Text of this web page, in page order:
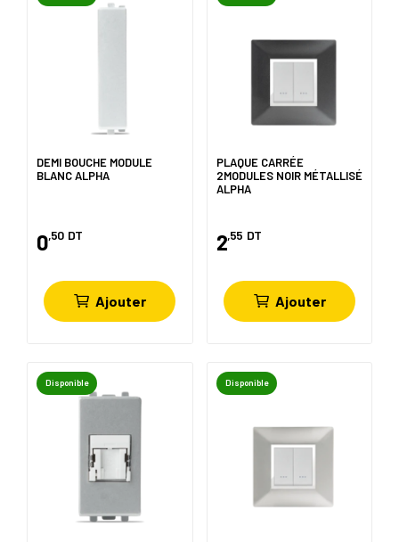
DEMI BOUCHE MODULE
BLANC ALPHA
0,50 DT
Ajouter
PLAQUE CARRÉE
2MODULES NOIR MÉTALLISÉ
ALPHA
2,55 DT
Ajouter
Disponible Disponible